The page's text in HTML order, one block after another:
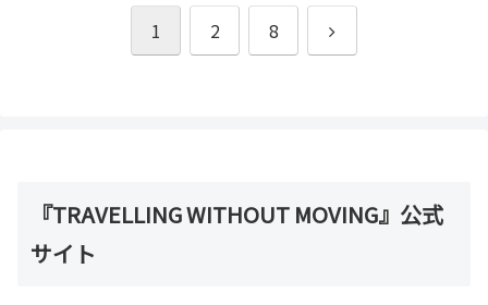
1 2 8
次
『TRAVELLING WITHOUT MOVING』公式
サイト